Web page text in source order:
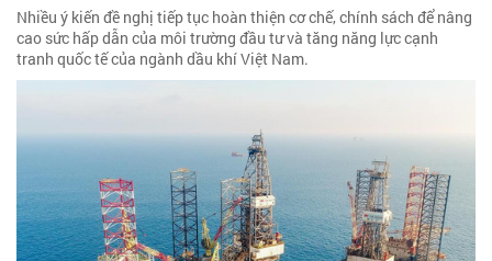
Nhiều ý kiến đề nghị tiếp tục hoàn thiện cơ chế, chính sách để nâng
cao sức hấp dẫn của môi trường đầu tư và tăng năng lực cạnh
tranh quốc tế của ngành dầu khí Việt Nam.